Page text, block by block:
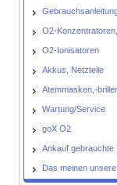
O2-
O2-Ionisatoren
Akkus, Netzteile
Atemmasken,-
Wartung/Service
goX O2
Ankauf gebrauchte
Das meinen